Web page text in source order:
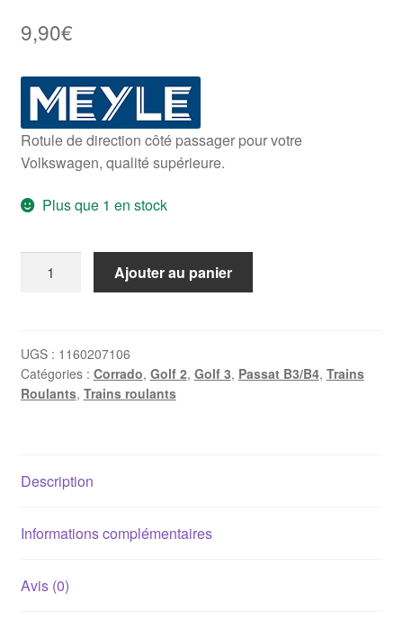
9,90€
Rotule de direction côté passager pour votre
Volkswagen, qualité supérieure.
Plus que 1 en stock
direction
Droite
Golf
3
Ajouter au panier
UGS : 1160207106
Catégories : Corrado, Golf 2, Golf 3, Passat B3/B4, Trains
Roulants, Trains roulants
Description
Informations complémentaires
Avis (0)